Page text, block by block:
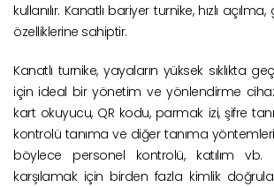
kullanılır. Kanatlı bariyer turnike, hızlı
özelliklerine sahiptir.
Kanatlı turnike, yayaların yüksek sıklıkta
için ideal bir yönetim ve yönlendirme
kart okuyucu, QR kodu, parmak izi, şifre
kontrolü tanıma ve diğer tanıma
böylece personel kontrolü, katılım vb.
karşılamak için birden fazla kimlik